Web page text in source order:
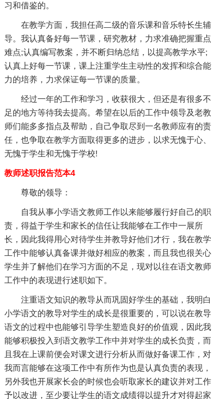
习和借鉴的。
在教学方面，我担任高二级的音乐课和音乐特长生辅
导。我认真备好每一节课，研究教材，力求准确把握重点
难点;认真编写教案，并不断归纳总结，以提高教学水平;
认真上好每一节课，课上注重学生主动性的发挥和综合能
力的培养，力求保证每一节课的质量。
经过一年的工作和学习，收获很大，但还是有很多不
足的地方等待我去提高。希望在以后的工作中领导及老教
师们能多多指点及帮助，自己争取尽到一名教师应有的责
任，也争取在教学方面取得更多的进步，以求无愧于心、
无愧于学生和无愧于学校!
教师述职报告范本4
尊敬的领导：
自我从事小学语文教师工作以来能够履行好自己的职
责，得益于学生和家长的信任让我能够在工作中一展所
长，因此我得用心对待学生并教导好他们才行，我在教学
工作中能够认真备课并做好相应的教案，而且我也很关心
学生并了解他们在学习方面的不足，现对以往在语文教师
工作中的表现进行述职如下。
注重语文知识的教导从而巩固好学生的基础，我明白
小学语文的教导对学生的成长是很重要的，可以说在教导
语文的过程中也能够引导学生塑造良好的价值观，因此我
能够积极投入到语文教学工作中并对学生的成长负责，而
且我在上课前便会对课文进行分析从而做好备课工作，对
我而言能够在这项工作中有所作为也是认真负责的表现，
另外我也开展家长会的时候也会听取家长的建议并对工作
予以改进，至少要让学生的语文成绩得以提升才对得起家